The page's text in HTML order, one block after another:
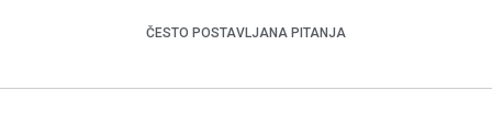
ČESTO POSTAVLJANA PITANJA